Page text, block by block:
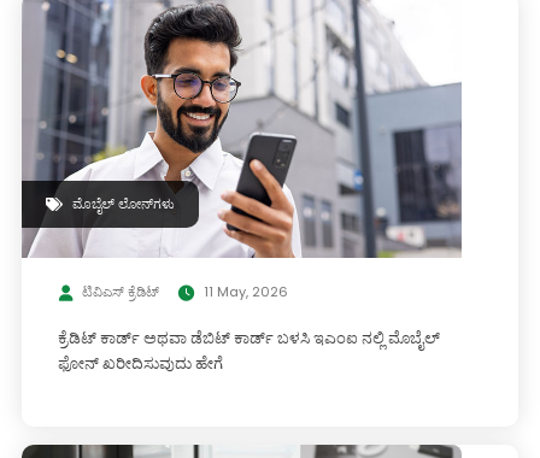
ಮೊಬೈಲ್ ಲೋನ್‌ಗಳು
ಟಿವಿಎಸ್ ಕ್ರೆಡಿಟ್ 11 May, 2026
ಕ್ರೆಡಿಟ್ ಕಾರ್ಡ್ ಅಥವಾ ಡೆಬಿಟ್ ಕಾರ್ಡ್ ಬಳಸಿ ಇಎಂಐ ನಲ್ಲಿ ಮೊಬೈಲ್
ಫೋನ್ ಖರೀದಿಸುವುದು ಹೇಗೆ